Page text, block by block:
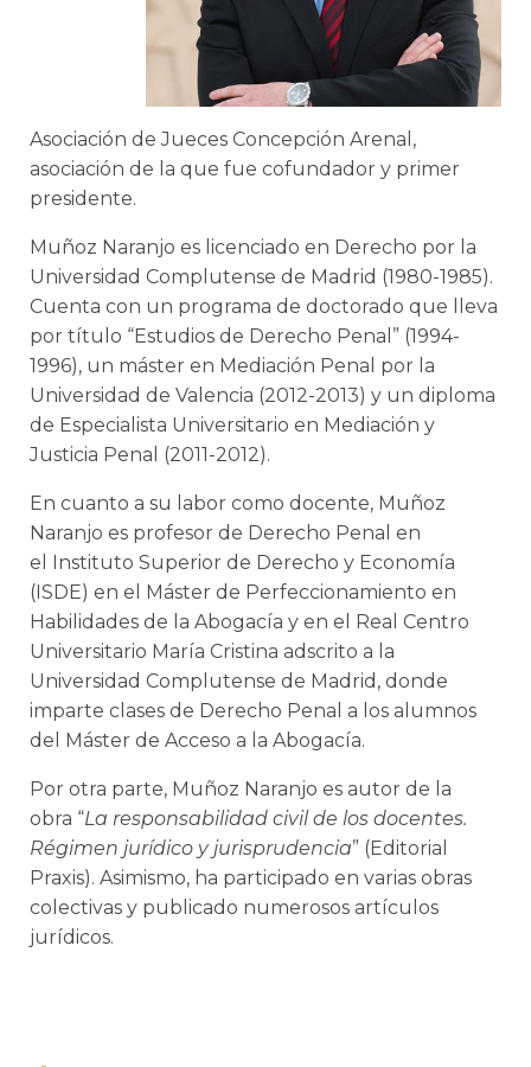
Asociación de Jueces Concepción Arenal,
asociación de la que fue cofundador y primer
presidente.
Muñoz Naranjo es licenciado en Derecho por la
Universidad Complutense de Madrid (1980-1985).
Cuenta con un programa de doctorado que lleva
por título “Estudios de Derecho Penal” (1994-
1996), un máster en Mediación Penal por la
Universidad de Valencia (2012-2013) y un diploma
de Especialista Universitario en Mediación y
Justicia Penal (2011-2012).
En cuanto a su labor como docente, Muñoz
Naranjo es profesor de Derecho Penal en
el Instituto Superior de Derecho y Economía
(ISDE) en el Máster de Perfeccionamiento en
Habilidades de la Abogacía y en el Real Centro
Universitario María Cristina adscrito a la
Universidad Complutense de Madrid, donde
imparte clases de Derecho Penal a los alumnos
del Máster de Acceso a la Abogacía.
Por otra parte, Muñoz Naranjo es autor de la
obra “La responsabilidad civil de los docentes.
Régimen jurídico y jurisprudencia” (Editorial
Praxis). Asimismo, ha participado en varias obras
colectivas y publicado numerosos artículos
jurídicos.